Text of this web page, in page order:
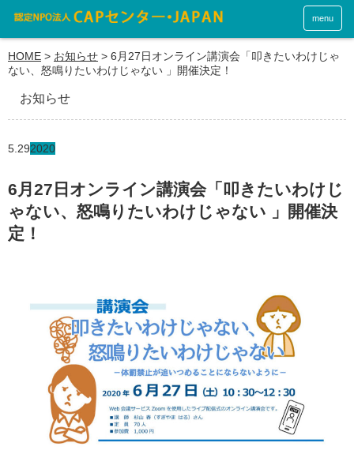
menu
HOME > お知らせ > 6月27日オンライン講演会「叩きたいわけじゃ
ない、怒鳴りたいわけじゃない 」開催決定！
お知らせ
5.292020
6月27日オンライン講演会「叩きたいわけじ
ゃない、怒鳴りたいわけじゃない 」開催決
定！